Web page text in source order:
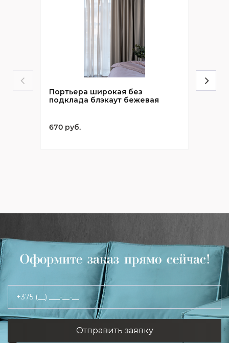
Портьера широкая без
подклада блэкаут бежевая
670 руб.
Оформите заказ прямо сейчас!
+375 (__) ___-__-__